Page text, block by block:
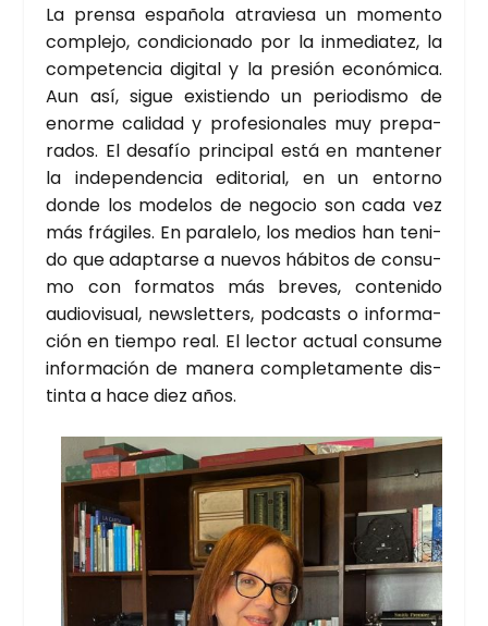
La pren­sa espa­ño­la atra­vie­sa un momen­to
com­ple­jo, con­di­cio­na­do por la inme­dia­tez, la
com­pe­ten­cia digi­tal y la pre­sión eco­nó­mi­ca.
Aun así, sigue exis­tien­do un perio­dis­mo de
enor­me cali­dad y pro­fe­sio­na­les muy pre­pa­
ra­dos. El desa­fío prin­ci­pal está en man­te­ner
la inde­pen­den­cia edi­to­rial, en un entorno
don­de los mode­los de nego­cio son cada vez
más frá­gi­les. En para­le­lo, los medios han teni­
do que adap­tar­se a nue­vos hábi­tos de con­su­
mo con for­ma­tos más bre­ves, con­te­ni­do
audio­vi­sual, news­let­ters, pod­casts o infor­ma­
ción en tiem­po real. El lec­tor actual con­su­me
infor­ma­ción de mane­ra com­ple­ta­men­te dis­
tin­ta a hace diez años.